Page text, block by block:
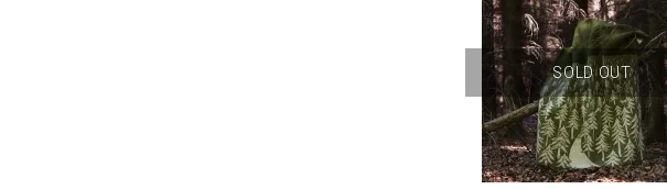
SOLD OUT